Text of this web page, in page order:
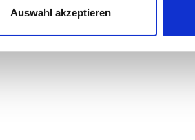
Auswahl akzeptieren